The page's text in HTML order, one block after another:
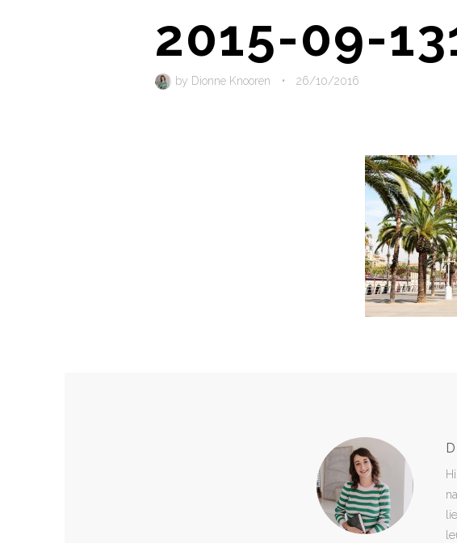
2015-09-
by Dionne Knooren • 26/10/2016